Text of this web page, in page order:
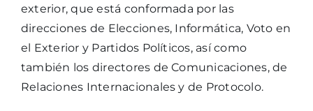
exterior, que está conformada por las
direcciones de Elecciones, Informática, Voto en
el Exterior y Partidos Políticos, así como
también los directores de Comunicaciones, de
Relaciones Internacionales y de Protocolo.